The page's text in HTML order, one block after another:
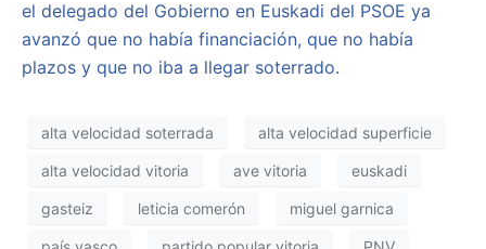
el delegado del Gobierno en Euskadi del PSOE ya
avanzó que no había financiación, que no había
plazos y que no iba a llegar soterrado.
alta velocidad soterrada alta velocidad superficie
alta velocidad vitoria ave vitoria euskadi
gasteiz leticia comerón miguel garnica